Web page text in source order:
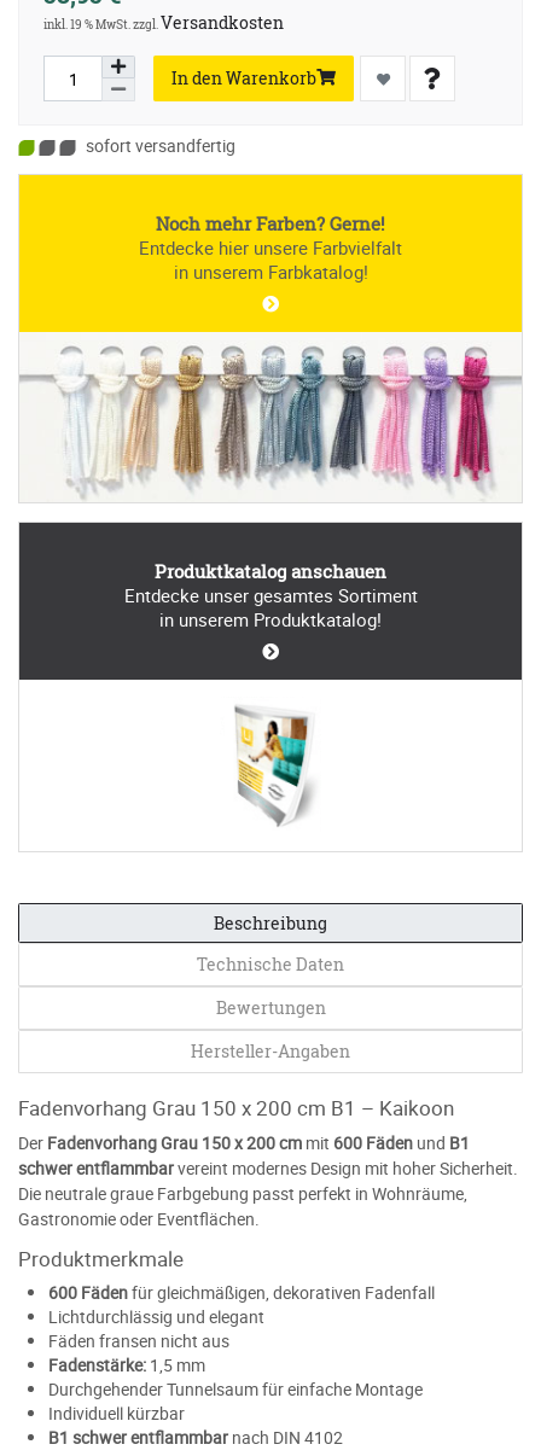
inkl. 19 % MwSt. zzgl.Versandkosten
In den Warenkorb
sofort versandfertig
Noch mehr Farben? Gerne!
Entdecke hier unsere Farbvielfalt
in unserem Farbkatalog!
Produktkatalog anschauen
Entdecke unser gesamtes Sortiment
in unserem Produktkatalog!
Beschreibung
Technische Daten
Bewertungen
Hersteller-Angaben
Fadenvorhang Grau 150 x 200 cm B1 – Kaikoon
Der Fadenvorhang Grau 150 x 200 cm mit 600 Fäden und B1
schwer entflammbarvereint modernes Design mit hoher Sicherheit.
Die neutrale graue Farbgebung passt perfekt in Wohnräume,
Gastronomie oder Eventflächen.
Produktmerkmale
600 Fädenfür gleichmäßigen, dekorativen Fadenfall
Lichtdurchlässig und elegant
Fäden fransen nicht aus
Fadenstärke: 1,5 mm
Durchgehender Tunnelsaum für einfache Montage
Individuell kürzbar
B1 schwer entflammbar nach DIN 4102